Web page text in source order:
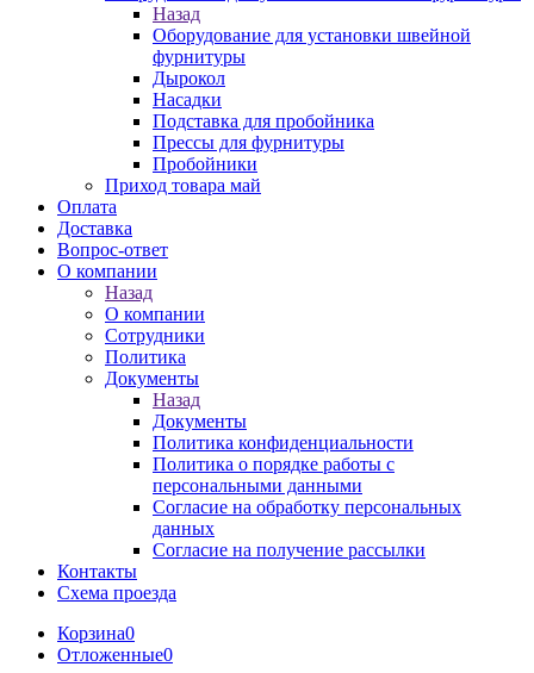
Назад
Оборудование для установки швейной
фурнитуры
Дырокол
Насадки
Подставка для пробойника
Прессы для фурнитуры
Пробойники
Приход товара май
Оплата
Доставка
Вопрос-ответ
О компании
Назад
О компании
Сотрудники
Политика
Документы
Назад
Документы
Политика конфиденциальности
Политика о порядке работы с
персональными данными
Согласие на обработку персональных
данных
Согласие на получение рассылки
Контакты
Схема проезда
Корзина0
Отложенные0